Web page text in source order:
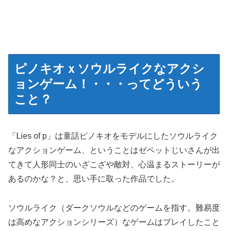
ピノキオｘソウルライクなアクシ
ョンゲーム！・・・ってどういう
こと？
「Lies of p」は童話ピノキオをモデルにしたソウルライク
なアクションゲーム、ということはゼペットじいさんが出
てきて人形同士のいざこざや敵対、心温まるストーリーが
あるのかな？と、思い手に取った作品でした。
ソウルライク（ダークソウルなどのゲームを指す。難易度
は高めなアクションシリーズ）なゲームはプレイしたこと